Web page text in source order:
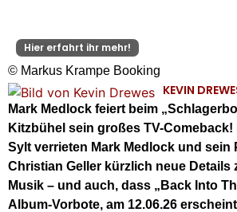
Hier erfahrt ihr mehr!
© Markus Krampe Booking
KEVIN
Mark Medlock feiert beim
Kitzbühel sein großes TV-Comeback!
Sylt verrieten Mark Medlock und sein
Christian Geller kürzlich neue Details
Musik – und auch, dass „Back Into
Album-Vorbote, am 12.06.26